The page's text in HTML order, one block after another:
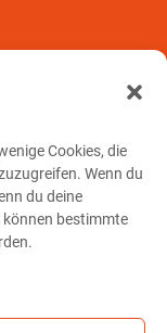
Cookies, die
Wenn du
du deine
bestimmte
91